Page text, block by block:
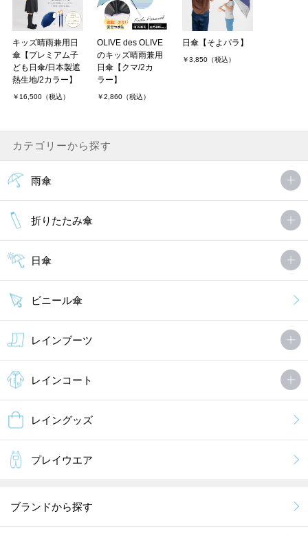
キッズ晴雨兼用日
傘【プレミアム子
ども日傘/日本製遮
熱生地/2カラー】
￥16,500（税込）
OLIVE des OLIVE
のキッズ晴雨兼用
日傘【クマ/2カ
ラー】
￥2,860（税込）
日傘【そよパラ】
￥3,850（税込）
カテゴリーから探す
雨傘
折りたたみ傘
日傘
ビニール傘
レインブーツ
レインコート
レイングッズ
プレイウエア
ブランドから探す